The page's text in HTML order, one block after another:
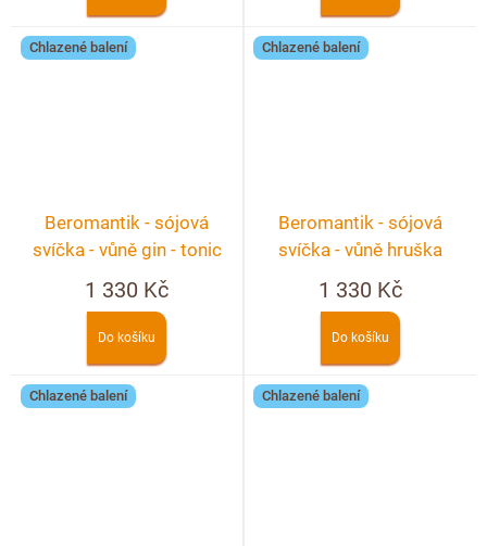
Chlazené balení
Beromantik - sójová
svíčka - vůně gin - tonic
1 330 Kč
Do košíku
Chlazené balení
Beromantik - sójová
svíčka - vůně hruška
1 330 Kč
Do košíku
Chlazené balení Chlazené balení